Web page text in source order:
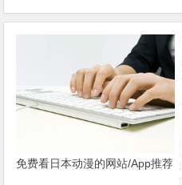
免费看日本动漫的网站/App推荐